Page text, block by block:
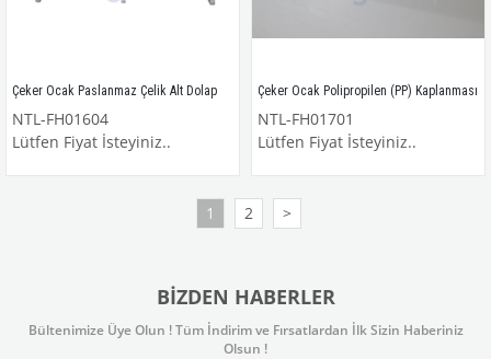
Çeker Ocak Paslanmaz Çelik Alt Dolap
NTL-FH01604
Lütfen Fiyat İsteyiniz..
Çeker Ocak Polipropilen (PP) Kaplanması
NTL-FH01701
Lütfen Fiyat İsteyiniz..
1 2 >
BIZDEN HABERLER
Bültenimize Üye Olun ! Tüm İndirim ve Fırsatlardan İlk Sizin Haberiniz
Olsun !